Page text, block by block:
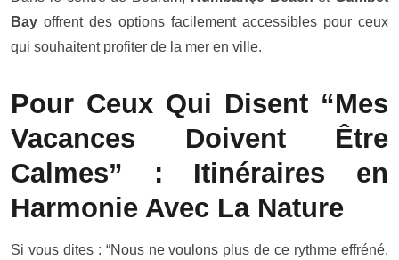
Bay offrent des options facilement accessibles pour ceux
qui souhaitent profiter de la mer en ville.
Pour Ceux Qui Disent “Mes
Vacances Doivent Être
Calmes” : Itinéraires en
Harmonie Avec La Nature
Si vous dites : “Nous ne voulons plus de ce rythme effréné,